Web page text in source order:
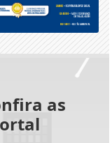
as